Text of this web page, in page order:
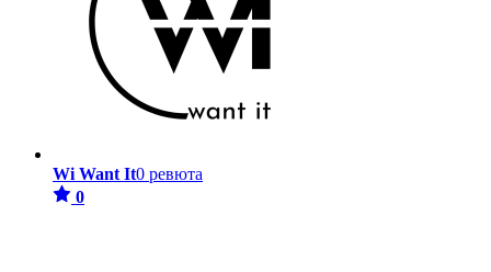
Wi Want It0 ревюта
0